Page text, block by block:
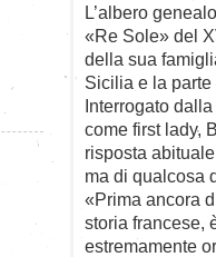
L’albero
«Re Sole» del
della sua
Sicilia e la
Interrogato
come first lady,
risposta
ma di qualcosa
«Prima ancora
storia francese,
estremamente